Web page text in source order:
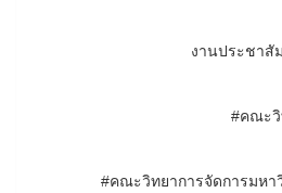
งานประชาสั
#คณะวิ
#คณะวิทยาการจัดการมห